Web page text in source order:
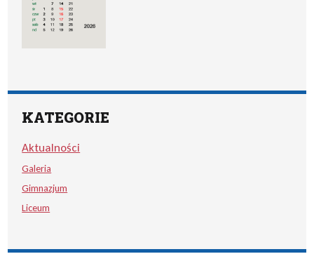
KATEGORIE
Aktualności
Galeria
Gimnazjum
Liceum